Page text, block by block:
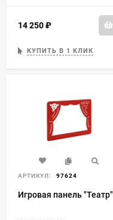
14 250
КУПИТЬ В 1 КЛИК
АРТИКУЛ: 97624
Игровая панель "Театр"